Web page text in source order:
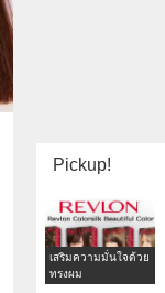
Pickup!
เสริมความมั่นใจด้วย
ทรงผม